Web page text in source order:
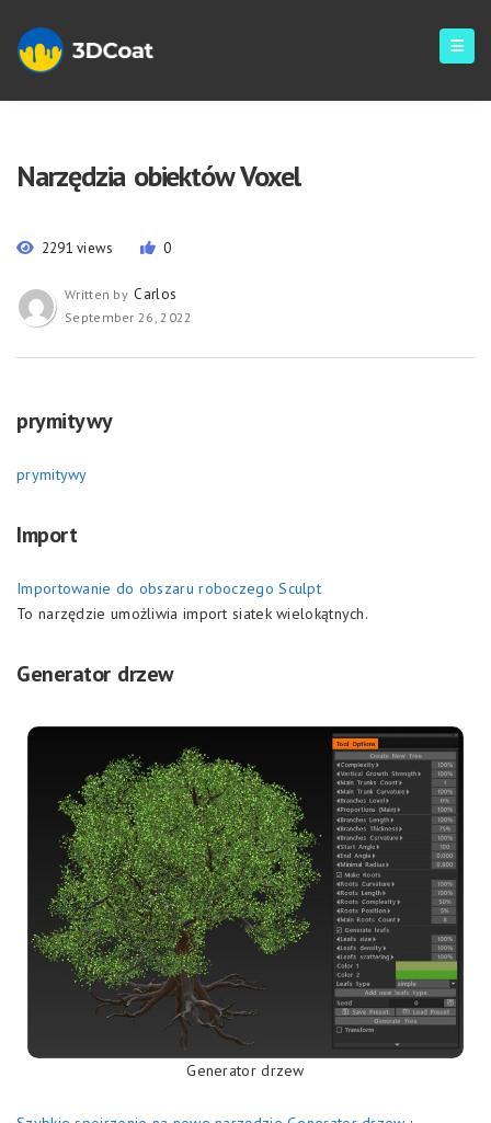
Narzędzia obiektów Voxel
2291 views 0
Written by Carlos
September 26, 2022
prymitywy
prymitywy
Import
Importowanie do obszaru roboczego Sculpt
To narzędzie umożliwia import siatek wielokątnych.
Generator drzew
Generator drzew